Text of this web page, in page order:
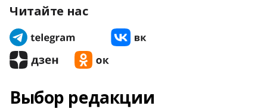
Читайте нас
Выбор редакции